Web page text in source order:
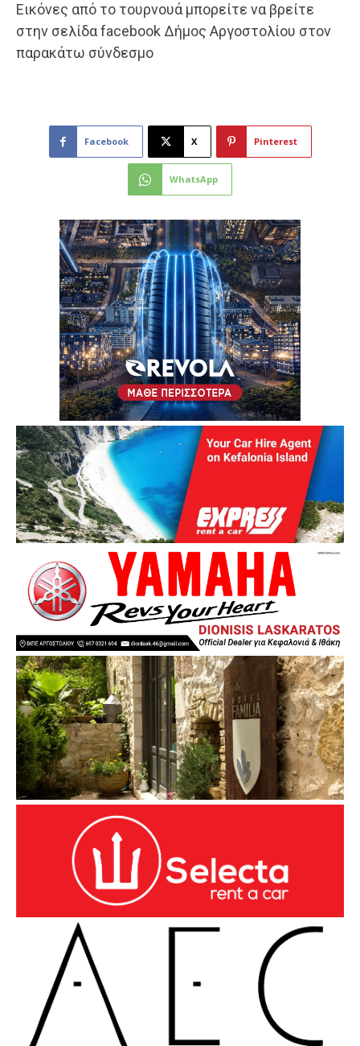
Eικόνες από το τουρνουά μπορείτε να βρείτε
στην σελίδα facebook Δήμος Αργοστολίου στον
παρακάτω σύνδεσμο
Facebook X Pinterest
WhatsApp